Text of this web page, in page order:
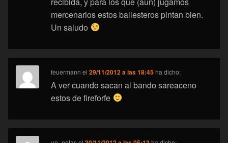
mercenarios estos ballesteros pintan bien.
Un saludo
feuermann el29/11/2012 a las 18:45 ha dicho:
A ver cuando sacan al bando sareaceno
estos de fireforfe